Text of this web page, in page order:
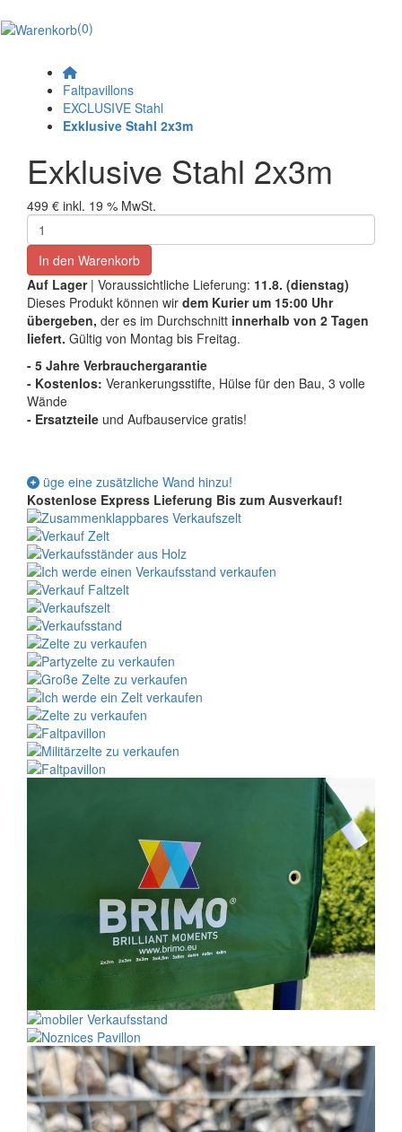
(0)
Faltpavillons
EXCLUSIVE Stahl
Exklusive Stahl 2x3m
Exklusive Stahl 2x3m
499 € inkl. 19 % MwSt.
In den Warenkorb
Auf Lager | Voraussichtliche Lieferung: 11.8. (dienstag)
Dieses Produkt können wir dem Kurier um 15:00 Uhr
übergeben, der es im Durchschnitt innerhalb von 2 Tagen
liefert. Gültig von Montag bis Freitag.
- 5 Jahre Verbrauchergarantie
- Kostenlos: Verankerungsstifte, Hülse für den Bau, 3 volle
Wände
- Ersatzteile und Aufbauservice gratis!
üge eine zusätzliche Wand hinzu!
Kostenlose Express Lieferung Bis zum Ausverkauf!